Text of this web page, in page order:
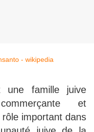
une famille juive
et
important dans